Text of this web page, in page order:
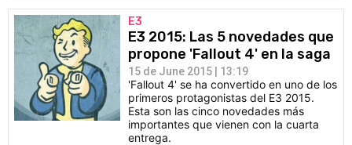
E3
E3 2015: Las 5 novedades que
propone 'Fallout 4' en la saga
15 de June 2015 | 13:19
'Fallout 4' se ha convertido en uno de los
primeros protagonistas del E3 2015.
Esta son las cinco novedades más
importantes que vienen con la cuarta
entrega.